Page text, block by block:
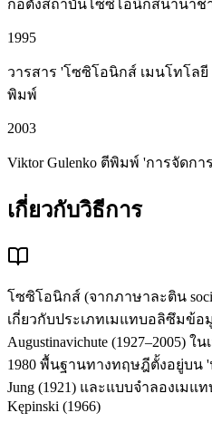
ก่อตั้งสถาบันโซซิโอนิกส์นานาช
1995
วารสาร 'โซซิโอนิกส์ เมนโทโล
พิมพ์
2003
Viktor Gulenko ตีพิมพ์ 'การจัดก
เกี่ยวกับวิธีการ
โซซิโอนิกส์ (จากภาษาละติน
เกี่ยวกับประเภทเมแทบอลิซึมข้อ
Augustinavichute (1927–2005)
1980 พื้นฐานทางทฤษฎีตั้งอยู่บน '
Jung (1921) และแบบจำลองเม
Kępinski (1966)